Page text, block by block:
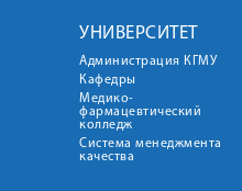
УНИВЕРСИТЕТ
Администрация КГМУ
Кафедры
Медико-
фармацевтический
колледж
Система менеджмента
качества